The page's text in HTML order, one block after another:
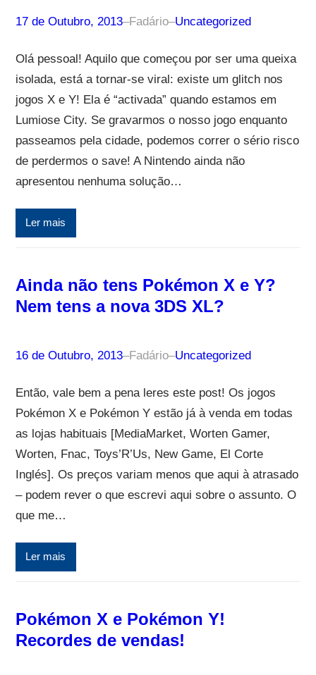
17 de Outubro, 2013–Fadário–Uncategorized
Olá pessoal! Aquilo que começou por ser uma queixa
isolada, está a tornar-se viral: existe um glitch nos
jogos X e Y! Ela é “activada” quando estamos em
Lumiose City. Se gravarmos o nosso jogo enquanto
passeamos pela cidade, podemos correr o sério risco
de perdermos o save! A Nintendo ainda não
apresentou nenhuma solução…
Ler mais
Ainda não tens Pokémon X e Y?
Nem tens a nova 3DS XL?
16 de Outubro, 2013–Fadário–Uncategorized
Então, vale bem a pena leres este post! Os jogos
Pokémon X e Pokémon Y estão já à venda em todas
as lojas habituais [MediaMarket, Worten Gamer,
Worten, Fnac, Toys’R’Us, New Game, El Corte
Inglés]. Os preços variam menos que aqui à atrasado
– podem rever o que escrevi aqui sobre o assunto. O
que me…
Ler mais
Pokémon X e Pokémon Y!
Recordes de vendas!